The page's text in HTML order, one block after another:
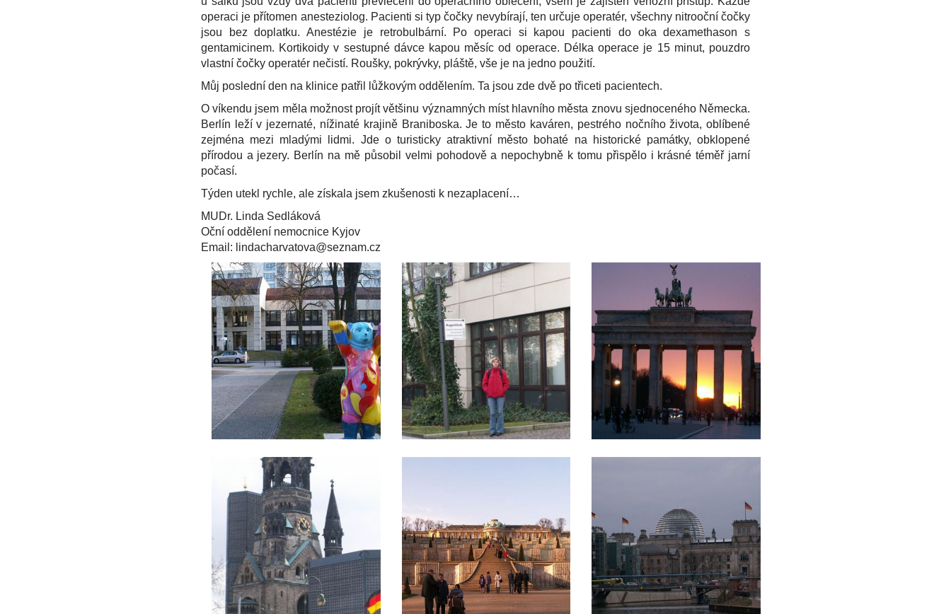
operaci je přítomen anesteziolog. Pacienti si typ čočky nevybírají, ten určuje operatér, všechny nitrooční čočky
jsou bez doplatku. Anestézie je retrobulbární. Po operaci si kapou pacienti do oka dexamethason s
gentamicinem. Kortikoidy v sestupné dávce kapou měsíc od operace. Délka operace je 15 minut, pouzdro
vlastní čočky operatér nečistí. Roušky, pokrývky, pláště, vše je na jedno použití.
Můj poslední den na klinice patřil lůžkovým oddělením. Ta jsou zde dvě po třiceti pacientech.
O víkendu jsem měla možnost projít většinu významných míst hlavního města znovu sjednoceného Německa.
Berlín leží v jezernaté, nížinaté krajině Braniboska. Je to město kaváren, pestrého nočního života, oblíbené
zejména mezi mladými lidmi. Jde o turisticky atraktivní město bohaté na historické památky, obklopené
přírodou a jezery. Berlín na mě působil velmi pohodově a nepochybně k tomu přispělo i krásné téměř jarní
počasí.
Týden utekl rychle, ale získala jsem zkušenosti k nezaplacení…
MUDr. Linda Sedláková
Oční oddělení nemocnice Kyjov
Email: lindacharvatova@seznam.cz